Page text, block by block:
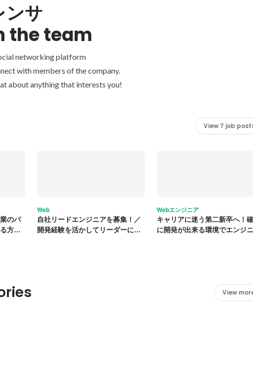
ンサ
the team
networking platform
with members of the company.
about anything that interests you!
View 7 job
のバ
方を
Web
自社リードエンジニアを募集！／
開発経験を活かしてリーダーに挑
Webエンジニア
キャリアに迷う第二新卒へ！
に開発が出来る環境でエンジ
View